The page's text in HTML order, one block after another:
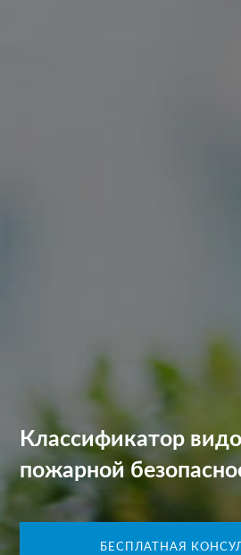
Классификатор
пожарной
БЕСПЛАТНАЯ